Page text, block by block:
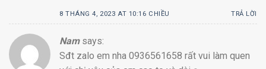
8 THÁNG 4, 2023 AT 10:16 CHIỀU TRẢ LỜI
Nam says:
Sđt zalo em nha 0936561658 rất vui làm quen